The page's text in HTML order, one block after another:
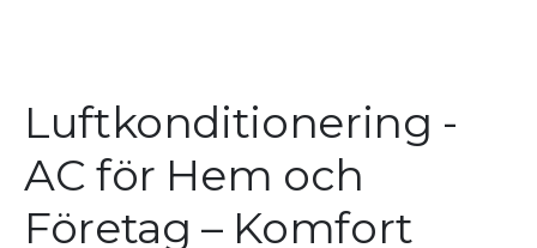
Luftkonditionering -
AC för Hem och
Företag – Komfort